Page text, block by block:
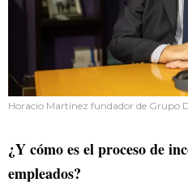
Horacio Martínez fundador de Grupo
¿Y cómo es el proceso de
empleados?